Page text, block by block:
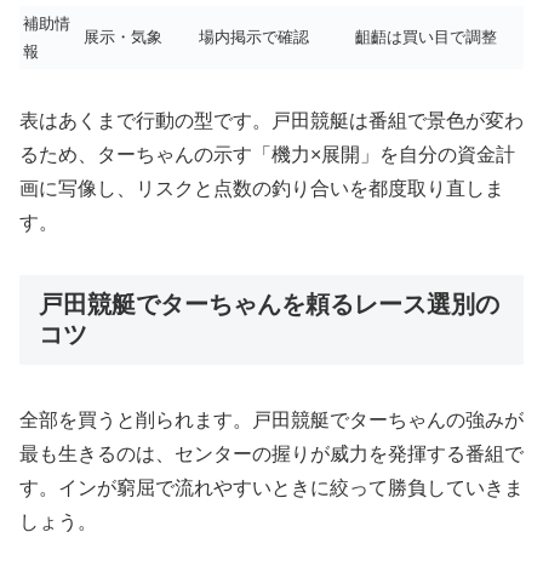
補助情
報
展示・気象 場内掲示で確認 齟齬は買い目で調整
表はあくまで行動の型です。戸田競艇は番組で景色が変わ
るため、ターちゃんの示す「機力×展開」を自分の資金計
画に写像し、リスクと点数の釣り合いを都度取り直しま
す。
戸田競艇でターちゃんを頼るレース選別の
コツ
全部を買うと削られます。戸田競艇でターちゃんの強みが
最も生きるのは、センターの握りが威力を発揮する番組で
す。インが窮屈で流れやすいときに絞って勝負していきま
しょう。